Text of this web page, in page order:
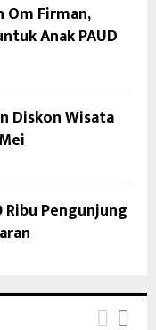
Om Firman,
Anak PAUD
Diskon Wisata
Pengunjung